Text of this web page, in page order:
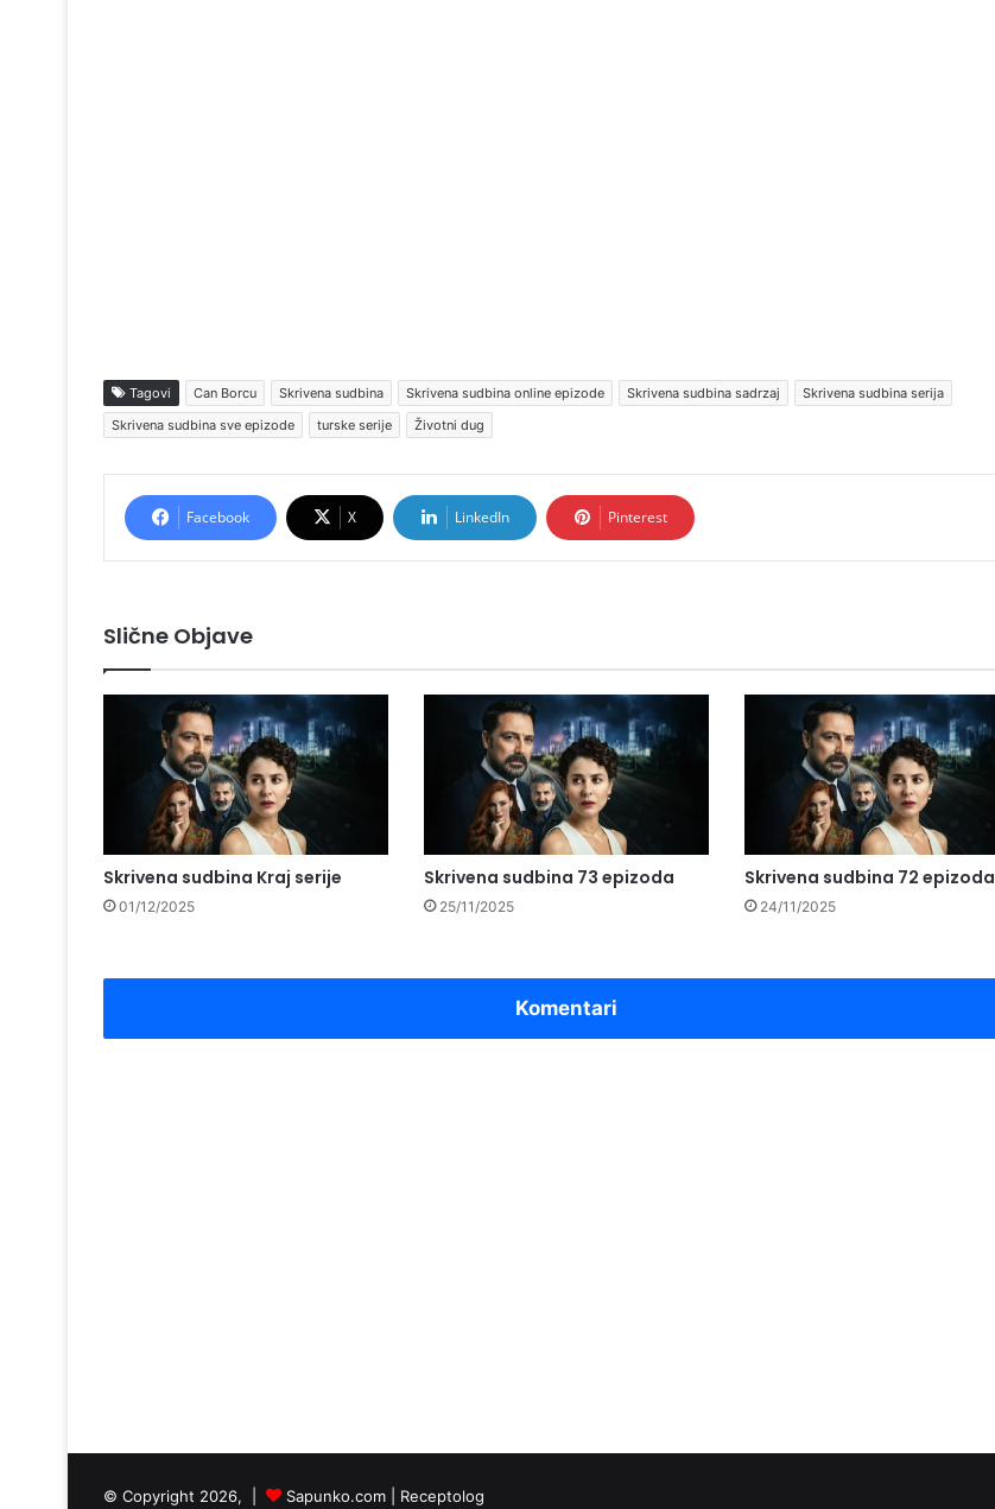
Tagovi Can Borcu Skrivena sudbina Skrivena sudbina online epizode Skrivena sudbina sadrzaj
Skrivena sudbina serija
Skrivena sudbina sve epizode
turske serije Životni dug
Facebook X LinkedIn Pinterest
Slične Objave
Skrivena sudbina Kraj serije
01/12/2025
Skrivena sudbina 73 epizoda
25/11/2025
Skrivena sudbina 72 epizoda
24/11/2025
Komentari
© Copyright 2026, | Sapunko.com Receptolog